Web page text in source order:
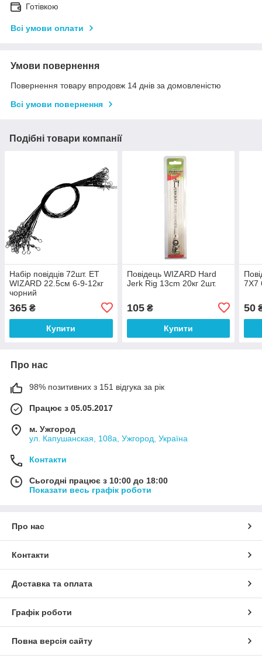
Готівкою
Всі умови оплати
Умови повернення
Повернення товару впродовж 14 днів за домовленістю
Всі умови повернення
Подібні товари компанії
Набір повідців 72шт. ET
WIZARD 22.5см 6-9-12кг
чорний
365 ₴
Купити
Повідець WIZARD Hard
Jerk Rig 13сm 20кг 2шт.
105₴
Купити
7X7
50
Про нас
98% позитивних з 151 відгука за рік
Працює з 05.05.2017
м. Ужгород
ул. Капушанская, 108а, Ужгород, Україна
Контакти
Сьогодні працює з 10:00 до 18:00
Показати весь графік роботи
Про нас
Контакти
Доставка та оплата
Графік роботи
Повна версія сайту